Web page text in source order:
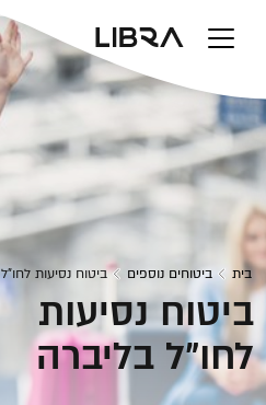
בית ביטוחים נוספים ביטוח נסיעות לחו"ל
ביטוח נסיעות
לחו"ל בליברה